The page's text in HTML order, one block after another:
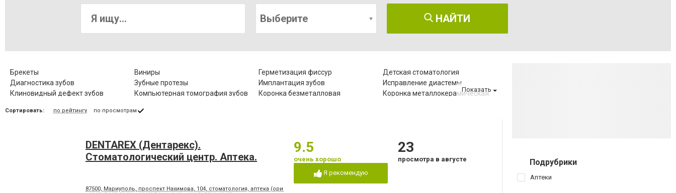
Выберите НАЙТИ
Брекеты Виниры Герметизация фиссур
Детская стоматология
Диагностика зубов
Зубные протезы Имплантация зубов
Исправление диастемы
Клиновидный дефект зубов
Компьютерная томография зубов Коронка безметалловая
Коронка металлокерамическая
Лечение гингивита
Лечение гиперестезии
Лечение корневых каналов Лечение лазером Лечение пародонтита
Лечение пародонтоза
Лечение периодонтита
Лечение периостита Лечение под наркозом
Лечение пульпита
Люминиры Озонотерапия в стоматологии
Отбеливание зубов
Пластины для исправления
Показать
Сортировать: по рейтингу по просмотрам
DENTAREX (Дентарекс).
Cтоматологический центр. Аптeкa.
87500, Мариуполь, проспект Нахимова, 104, стоматология, аптека (ориентир - напротив клуба "Коралл")
9.5
очень хорошо
Я рекомендую
23
просмотра в августе Подрубрики
Аптеки